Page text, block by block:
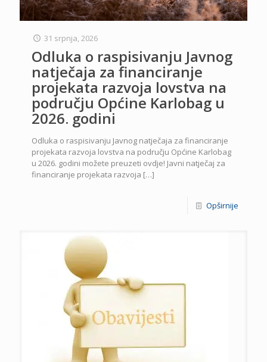
31 srpnja, 2026
Odluka o raspisivanju Javnog
natječaja za financiranje
projekata razvoja lovstva na
području Općine Karlobag u
2026. godini
Odluka o raspisivanju Javnog natječaja za financiranje
projekata razvoja lovstva na području Općine Karlobag
u 2026. godini možete preuzeti ovdje! Javni natječaj za
financiranje projekata razvoja […]
Opširnije